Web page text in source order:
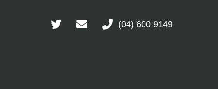
(04) 600 9149